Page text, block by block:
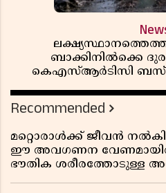
ബാക്കിനിൽക്കെ
കെഎസ്ആർടിസി ബസ്
Recommended
മറ്റൊരാൾക്ക് ജീവൻ
ഈ അവഗണന
ഭൗതിക ശരീരത്തോടുള്ള